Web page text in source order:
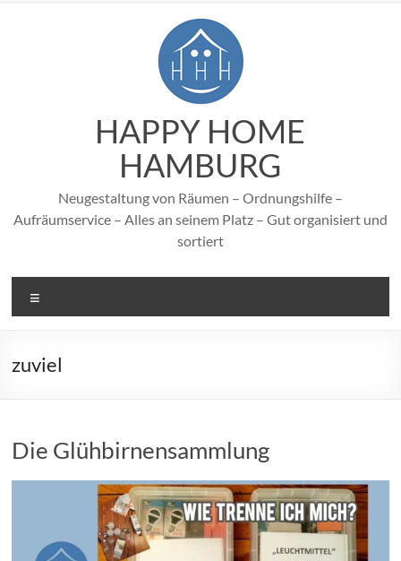
HAPPY HOME
HAMBURG
Neugestaltung von Räumen – Ordnungshilfe –
Aufräumservice – Alles an seinem Platz – Gut organisiert und
sortiert
zuviel
Die Glühbirnensammlung